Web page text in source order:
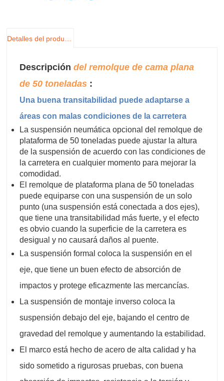
Descripción del remolque de cama plana
de 50 toneladas :
Una buena transitabilidad puede adaptarse a
áreas con malas condiciones de la carretera
La suspensión neumática opcional del remolque de
plataforma de 50 toneladas puede ajustar la altura
de la suspensión de acuerdo con las condiciones de
la carretera en cualquier momento para mejorar la
comodidad.
El remolque de plataforma plana de 50 toneladas
puede equiparse con una suspensión de un solo
punto (una suspensión está conectada a dos ejes),
que tiene una transitabilidad más fuerte, y el efecto
es obvio cuando la superficie de la carretera es
desigual y no causará daños al puente.
La suspensión formal coloca la suspensión en el
eje, que tiene un buen efecto de absorción de
impactos y protege eficazmente las mercancías.
La suspensión de montaje inverso coloca la
suspensión debajo del eje, bajando el centro de
gravedad del remolque y aumentando la estabilidad.
El marco está hecho de acero de alta calidad y ha
sido sometido a rigurosas pruebas, con buena